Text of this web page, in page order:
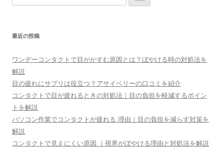
最近の投稿
ワンデーコンタクトで目がかすむ原因とは？ぼやける時の対処法を
解説
目の疲れにサプリは役立つ？アサイベリーの口コミを紹介
コンタクトで目が疲れるときの対処法｜目の負担を軽減するポイン
トを解説
パソコン作業でコンタクトが疲れる 理由｜目の負担を減らす対策を
解説
コンタクトで見えにくい原因 ｜視界がぼやける理由と対処法を解説